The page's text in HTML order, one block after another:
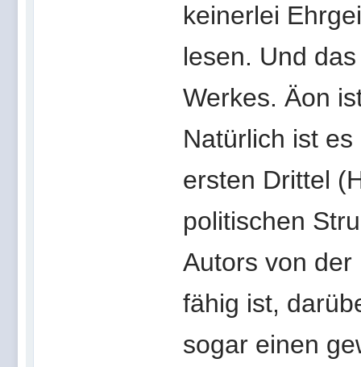
keinerlei
lesen. Und
Werkes. Äon
Natürlich ist
ersten Drittel
politischen
Autors von
fähig ist,
sogar einen